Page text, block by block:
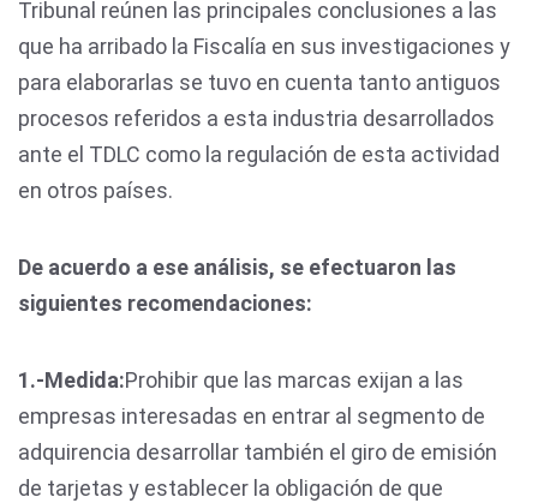
Tribunal reúnen las principales conclusiones a las
que ha arribado la Fiscalía en sus investigaciones y
para elaborarlas se tuvo en cuenta tanto antiguos
procesos referidos a esta industria desarrollados
ante el TDLC como la regulación de esta actividad
en otros países.
De acuerdo a ese análisis, se efectuaron las
siguientes recomendaciones:
1.-Medida:Prohibir que las marcas exijan a las
empresas interesadas en entrar al segmento de
adquirencia desarrollar también el giro de emisión
de tarjetas y establecer la obligación de que